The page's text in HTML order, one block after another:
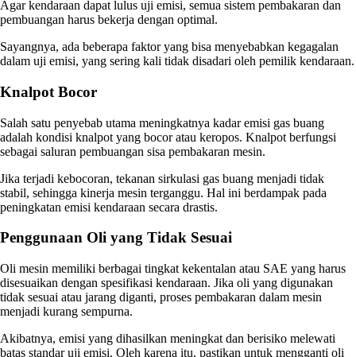
Agar kendaraan dapat lulus uji emisi, semua sistem pembakaran dan
pembuangan harus bekerja dengan optimal.
Sayangnya, ada beberapa faktor yang bisa menyebabkan kegagalan
dalam uji emisi, yang sering kali tidak disadari oleh pemilik kendaraan.
Knalpot Bocor
Salah satu penyebab utama meningkatnya kadar emisi gas buang
adalah kondisi knalpot yang bocor atau keropos. Knalpot berfungsi
sebagai saluran pembuangan sisa pembakaran mesin.
Jika terjadi kebocoran, tekanan sirkulasi gas buang menjadi tidak
stabil, sehingga kinerja mesin terganggu. Hal ini berdampak pada
peningkatan emisi kendaraan secara drastis.
Penggunaan Oli yang Tidak Sesuai
Oli mesin memiliki berbagai tingkat kekentalan atau SAE yang harus
disesuaikan dengan spesifikasi kendaraan. Jika oli yang digunakan
tidak sesuai atau jarang diganti, proses pembakaran dalam mesin
menjadi kurang sempurna.
Akibatnya, emisi yang dihasilkan meningkat dan berisiko melewati
batas standar uji emisi. Oleh karena itu, pastikan untuk mengganti oli